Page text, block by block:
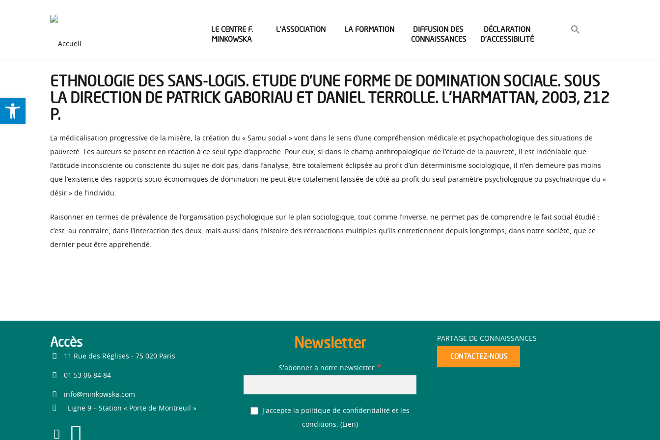
LE CENTRE F.
MINKOWSKA
L’ASSOCIATION LA FORMATION
DIFFUSION DES
CONNAISSANCES
DÉCLARATION
D’ACCESSIBILITÉ
ETHNOLOGIE DES SANS-LOGIS. ETUDE D’UNE FORME DE DOMINATION SOCIALE. SOUS
LA DIRECTION DE PATRICK GABORIAU ET DANIEL TERROLLE. L’HARMATTAN, 2003, 212
P.
La médicalisation progressive de la misère, la création du « Samu social » vont dans le sens d’une compréhension médicale et psychopathologique des situations de
pauvreté. Les auteurs se posent en réaction à ce seul type d’approche. Pour eux, si dans le champ anthropologique de l’étude de la pauvreté, il est indéniable que
l’attitude inconsciente ou consciente du sujet ne doit pas, dans l’analyse, être totalement éclipsée au profit d’un déterminisme sociologique, il n’en demeure pas moins
que l’existence des rapports socio-économiques de domination ne peut être totalement laissée de côté au profit du seul paramètre psychologique ou psychiatrique du «
désir » de l’individu.
Raisonner en termes de prévalence de l’organisation psychologique sur le plan sociologique, tout comme l’inverse, ne permet pas de comprendre le fait social étudié :
c’est, au contraire, dans l’interaction des deux, mais aussi dans l’histoire des rétroactions multiples qu’ils entretiennent depuis longtemps, dans notre société, que ce
dernier peut être appréhendé.
Accès
11 Rue des Réglises - 75 020 Paris
01 53 06 84 84
info@minkowska.com
Ligne 9 – Station « Porte de Montreuil »
Newsletter
S'abonner à notre newsletter *
J'accepte la politique de confidentialité et les
conditions. ( Lien)
PARTAGE DE CONNAISSANCES
CONTACTEZ-NOUS
Ouvrir la barre d’outils